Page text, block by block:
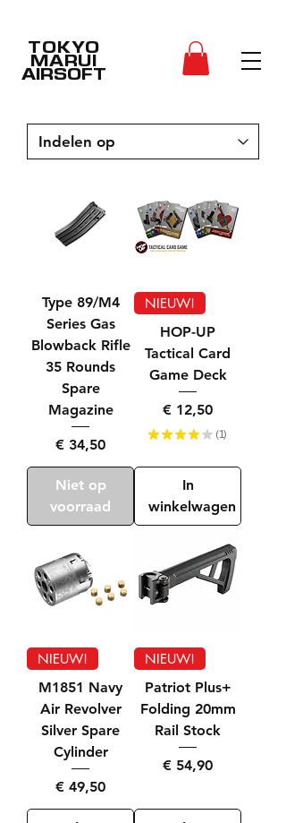
TOKYO
MARUI
AIRSOFT
Type 89/M4
Series Gas
Blowback Rifle
35 Rounds
Spare
Magazine
Prijs
€ 34,50
Niet op
voorraad
NIEUW!
HOP-UP
Tactical Card
Game Deck
Prijs
€ 12,50
★ ★ ★ ★ ★ 1
1
In
winkelwagen
NIEUW!
M1851 Navy
Air Revolver
Silver Spare
Cylinder
Prijs
€ 49,50
NIEUW!
Patriot Plus+
Folding 20mm
Rail Stock
Prijs
€ 54,90